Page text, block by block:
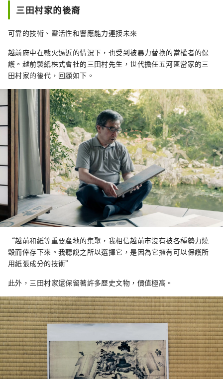
三田村家的後裔
可靠的技術、靈活性和響應能力連接未來
越前府中在戰火逼近的情況下，也受到被暴力替換的當權者的保
護。越前製紙株式會社的三田村先生，世代擔任五河區當家的三
田村家的後代，回顧如下。
“越前和紙等重要產地的集聚，我相信越前市沒有被各種勢力燒
毀而倖存下來。我聽說之所以選擇它，是因為它擁有可以保護所
用紙張成分的技術”
此外，三田村家還保留著許多歷史文物，價值極高。